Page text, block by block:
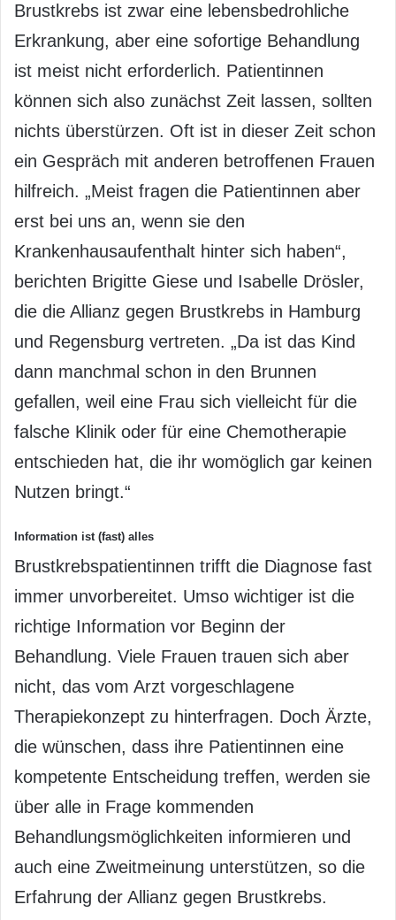
Brustkrebs ist zwar eine lebensbedrohliche
Erkrankung, aber eine sofortige Behandlung
ist meist nicht erforderlich. Patientinnen
können sich also zunächst Zeit lassen, sollten
nichts überstürzen. Oft ist in dieser Zeit schon
ein Gespräch mit anderen betroffenen Frauen
hilfreich. „Meist fragen die Patientinnen aber
erst bei uns an, wenn sie den
Krankenhausaufenthalt hinter sich haben“,
berichten Brigitte Giese und Isabelle Drösler,
die die Allianz gegen Brustkrebs in Hamburg
und Regensburg vertreten. „Da ist das Kind
dann manchmal schon in den Brunnen
gefallen, weil eine Frau sich vielleicht für die
falsche Klinik oder für eine Chemotherapie
entschieden hat, die ihr womöglich gar keinen
Nutzen bringt.“
Information ist (fast) alles
Brustkrebspatientinnen trifft die Diagnose fast
immer unvorbereitet. Umso wichtiger ist die
richtige Information vor Beginn der
Behandlung. Viele Frauen trauen sich aber
nicht, das vom Arzt vorgeschlagene
Therapiekonzept zu hinterfragen. Doch Ärzte,
die wünschen, dass ihre Patientinnen eine
kompetente Entscheidung treffen, werden sie
über alle in Frage kommenden
Behandlungsmöglichkeiten informieren und
auch eine Zweitmeinung unterstützen, so die
Erfahrung der Allianz gegen Brustkrebs.